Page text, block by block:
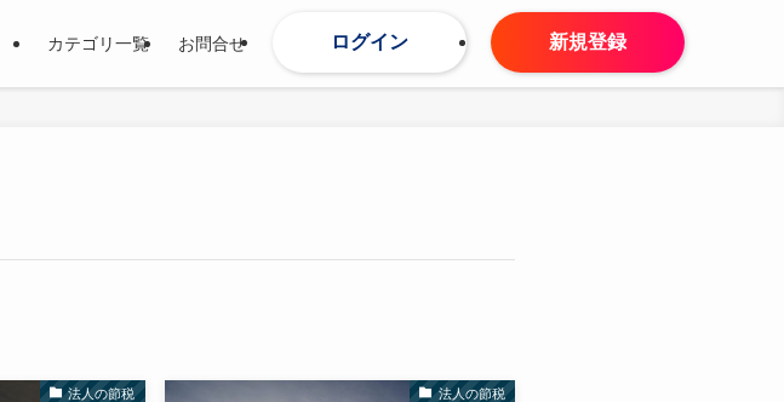
カテゴリ一覧 お問合せ ログイン 新規登録
法人の節税 法人の節税